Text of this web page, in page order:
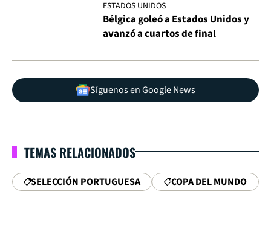
ESTADOS UNIDOS
Bélgica goleó a Estados Unidos y
avanzó a cuartos de final
Síguenos en Google News
TEMAS RELACIONADOS
SELECCIÓN PORTUGUESA COPA DEL MUNDO